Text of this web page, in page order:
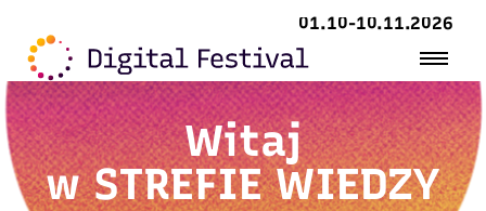
01.10-10.11.2026
Witaj
wSTREFIE WIEDZY